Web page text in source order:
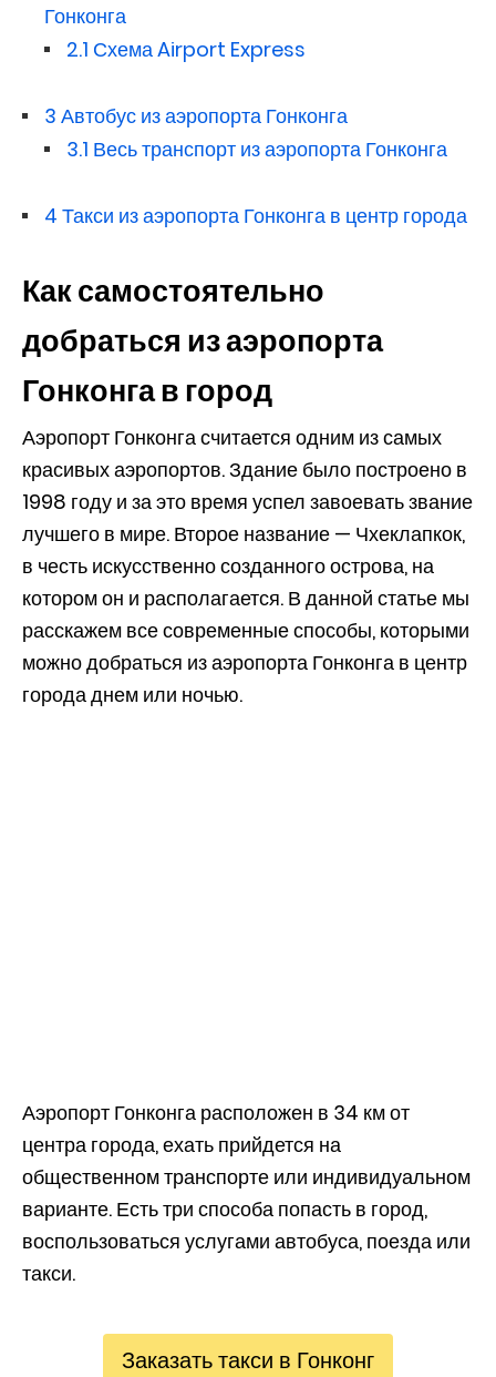
Гонконга
2.1 Схема Airport Express
3 Автобус из аэропорта Гонконга
3.1 Весь транспорт из аэропорта Гонконга
4 Такси из аэропорта Гонконга в центр города
Как самостоятельно
добраться из аэропорта
Гонконга в город
Аэропорт Гонконга считается одним из самых
красивых аэропортов. Здание было построено в
1998 году и за это время успел завоевать звание
лучшего в мире. Второе название — Чхеклапкок,
в честь искусственно созданного острова, на
котором он и располагается. В данной статье мы
расскажем все современные способы, которыми
можно добраться из аэропорта Гонконга в центр
города днем или ночью.
Аэропорт Гонконга расположен в 34 км от
центра города, ехать прийдется на
общественном транспорте или индивидуальном
варианте. Есть три способа попасть в город,
воспользоваться услугами автобуса, поезда или
такси.
Заказать такси в Гонконг